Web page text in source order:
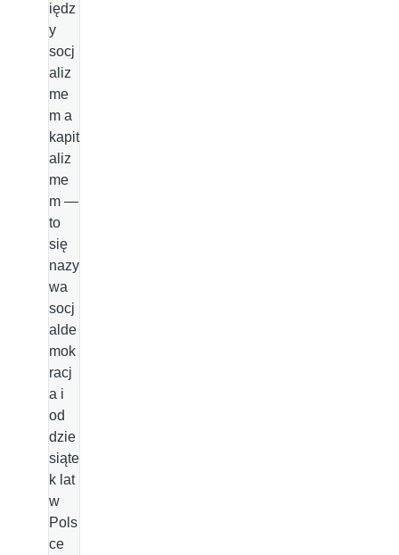
iędz
y
socj
aliz
me
m a
kapit
aliz
me
m —
to
się
nazy
wa
socj
alde
mok
racj
a i
od
dzie
siąte
k lat
w
Pols
ce